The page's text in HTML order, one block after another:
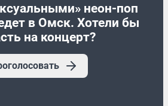
неон-поп
в Омск. Хотели бы
на концерт?